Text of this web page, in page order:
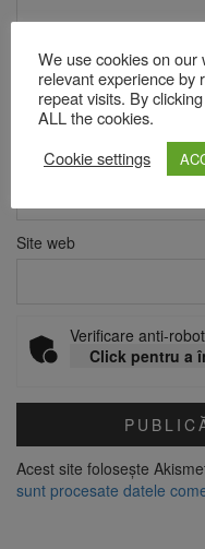
Nume*
Email*
Site web
Verificare anti-robot
Click pentru a
Acest site folosește
sunt procesate datele
We use cookies on our
relevant experience by
repeat visits. By
ALL the cookies.
Cookie settings